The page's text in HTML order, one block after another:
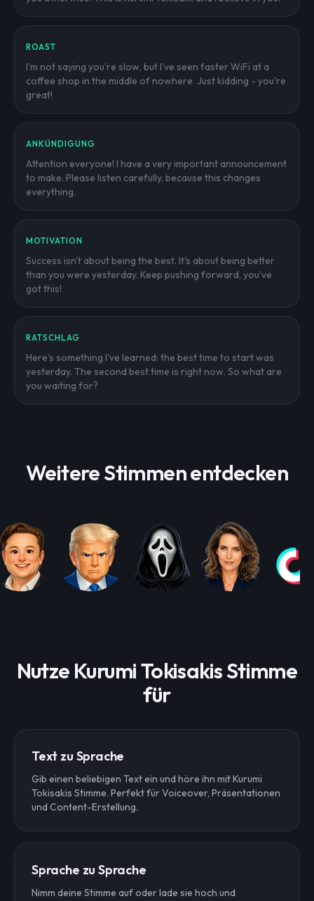
ROAST
I'm not saying you're slow, but I've seen faster WiFi at a
coffee shop in the middle of nowhere. Just kidding - you're
great!
ANKÜNDIGUNG
Attention everyone! I have a very important announcement
to make. Please listen carefully, because this changes
everything.
MOTIVATION
Success isn't about being the best. It's about being better
than you were yesterday. Keep pushing forward, you've
got this!
RATSCHLAG
Here's something I've learned: the best time to start was
yesterday. The second best time is right now. So what are
you waiting for?
Weitere Stimmen entdecken
Nutze Kurumi Tokisakis Stimme
für
Text zu Sprache
Gib einen beliebigen Text ein und höre ihn mit Kurumi
Tokisakis Stimme. Perfekt für Voiceover, Präsentationen
und Content-Erstellung.
Sprache zu Sprache
Nimm deine Stimme auf oder lade sie hoch und